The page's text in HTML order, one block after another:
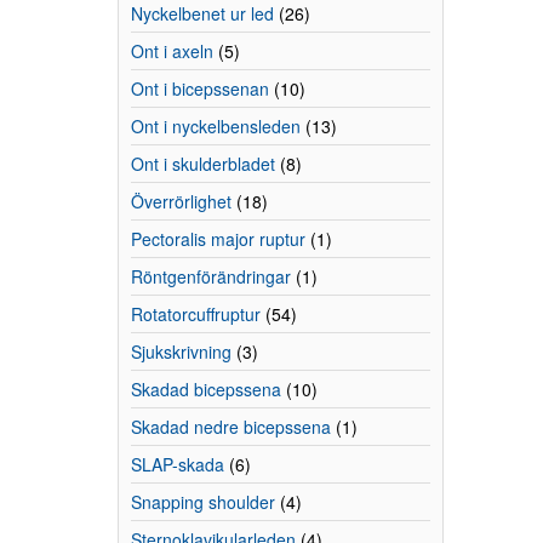
Nyckelbenet ur led (26)
Ont i axeln (5)
Ont i bicepssenan (10)
Ont i nyckelbensleden (13)
Ont i skulderbladet (8)
Överrörlighet (18)
Pectoralis major ruptur (1)
Röntgenförändringar (1)
Rotatorcuffruptur (54)
Sjukskrivning (3)
Skadad bicepssena (10)
Skadad nedre bicepssena (1)
SLAP-skada (6)
Snapping shoulder (4)